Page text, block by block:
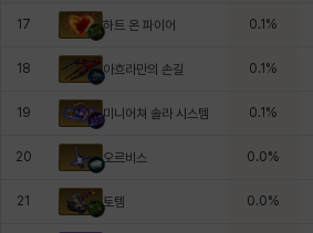
17 하트 온 파이어 0.1 %
18 아흐라만의 손길 0.1 %
19 미니어쳐 솔라 시스템 0.1 %
20 오르비스 0.0%
21 토템 0.0%